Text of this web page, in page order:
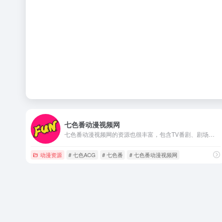
七色番动漫视频网
动漫资源 # 七色ACG # 七色番 # 七色番动漫视频网